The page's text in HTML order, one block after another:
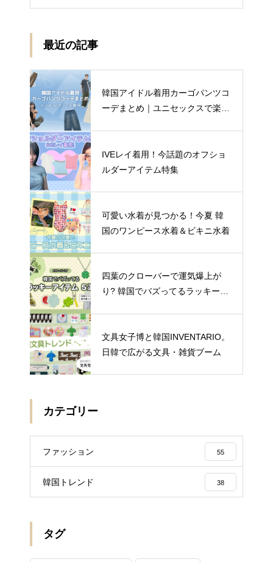
最近の記事
韓国アイドル着用カーゴパンツコ
ーデまとめ｜ユニセックスで楽し
IVEレイ着用！今話題のオフショ
ルダーアイテム特集
可愛い水着が見つかる！今夏 韓
国のワンピース水着＆ビキニ水着
四葉のクローバーで運気爆上が
り? 韓国でバズってるラッキーア
文具女子博と韓国INVENTARIO。
日韓で広がる文具・雑貨ブーム
カテゴリー
ファッション 55
韓国トレンド 38
タグ